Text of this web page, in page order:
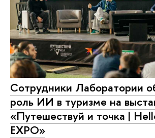
Сотрудники Лаборатории
роль ИИ в туризме на
«Путешествуй и точка |
EXPO»